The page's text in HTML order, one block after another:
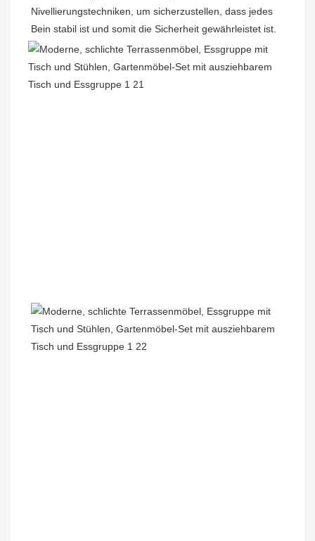
Nivellierungstechniken, um sicherzustellen, dass jedes
Bein stabil ist und somit die Sicherheit gewährleistet ist.